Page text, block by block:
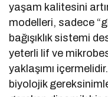
yaşam kalitesini
modelleri, sadece
bağışıklık sistemi
yeterli lif ve
yaklaşımı
biyolojik